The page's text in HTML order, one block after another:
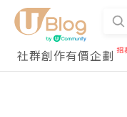
社群創作有價企劃